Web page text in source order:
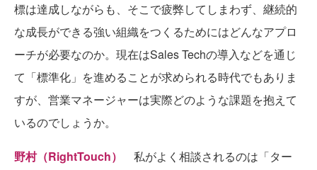
標は達成しながらも、そこで疲弊してしまわず、継続的
な成長ができる強い組織をつくるためにはどんなアプロ
ーチが必要なのか。現在はSales Techの導入などを通じ
て「標準化」を進めることが求められる時代でもありま
すが、営業マネージャーは実際どのような課題を抱えて
いるのでしょうか。
野村（RightTouch）
私がよく相談されるのは「ター